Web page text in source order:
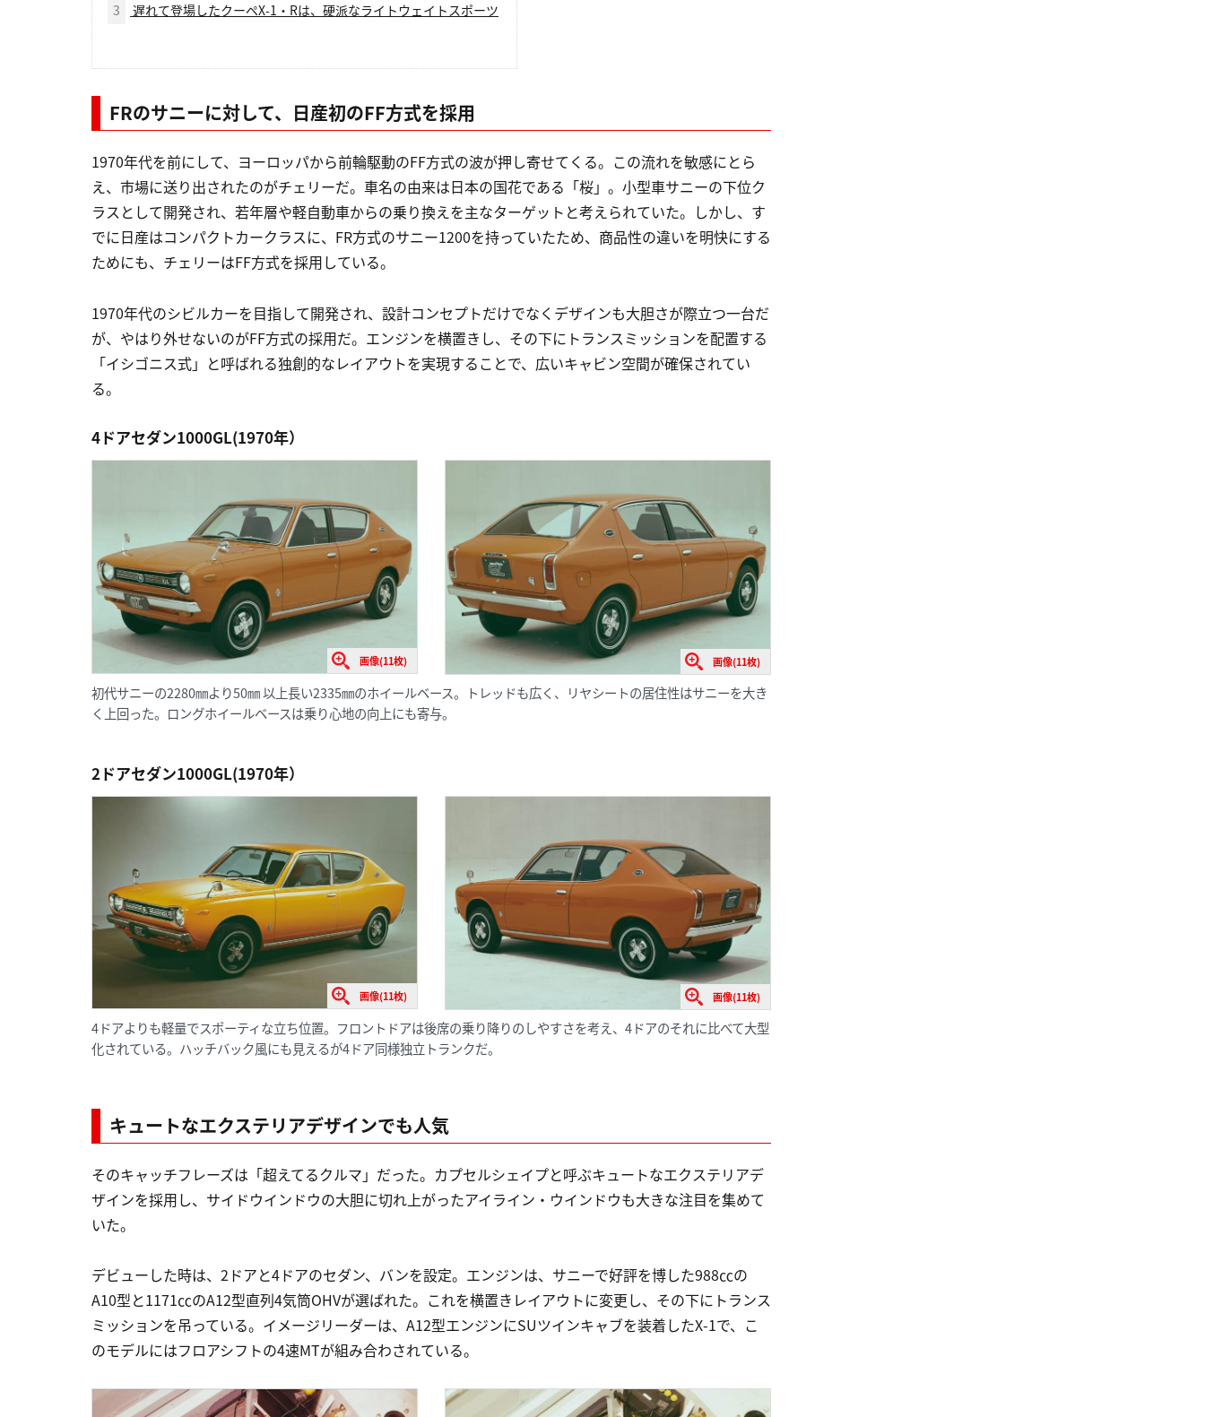
3
遅れて登場したクーペX-1・Rは、硬派なライトウェイトスポーツ
FRのサニーに対して、日産初のFF方式を採用
1970年代を前にして、ヨーロッパから前輪駆動のFF方式の波が押し寄せてくる。この流れを敏感にとら
え、市場に送り出されたのがチェリーだ。車名の由来は日本の国花である「桜」。小型車サニーの下位ク
ラスとして開発され、若年層や軽自動車からの乗り換えを主なターゲットと考えられていた。しかし、す
でに日産はコンパクトカークラスに、FR方式のサニー1200を持っていたため、商品性の違いを明快にする
ためにも、チェリーはFF方式を採用している。
1970年代のシビルカーを目指して開発され、設計コンセプトだけでなくデザインも大胆さが際立つ一台だ
が、やはり外せないのがFF方式の採用だ。エンジンを横置きし、その下にトランスミッションを配置する
「イシゴニス式」と呼ばれる独創的なレイアウトを実現することで、広いキャビン空間が確保されてい
る。
4ドアセダン1000GL(1970年）
画像(11枚) 画像(11枚)
初代サニーの2280㎜より50㎜ 以上長い2335㎜のホイールベース。トレッドも広く、リヤシートの居住性はサニーを大き
く上回った。ロングホイールベースは乗り心地の向上にも寄与。
2ドアセダン1000GL(1970年）
画像(11枚) 画像(11枚)
4ドアよりも軽量でスポーティな立ち位置。フロントドアは後席の乗り降りのしやすさを考え、4ドアのそれに比べて大型
化されている。ハッチバック風にも見えるが4ドア同様独立トランクだ。
キュートなエクステリアデザインでも人気
そのキャッチフレーズは「超えてるクルマ」だった。カプセルシェイプと呼ぶキュートなエクステリアデ
ザインを採用し、サイドウインドウの大胆に切れ上がったアイライン・ウインドウも大きな注目を集めて
いた。
デビューした時は、2ドアと4ドアのセダン、バンを設定。エンジンは、サニーで好評を博した988㏄の
A10型と1171㏄のA12型直列4気筒OHVが選ばれた。これを横置きレイアウトに変更し、その下にトランス
ミッションを吊っている。イメージリーダーは、A12型エンジンにSUツインキャブを装着したX-1で、こ
のモデルにはフロアシフトの4速MTが組み合わされている。